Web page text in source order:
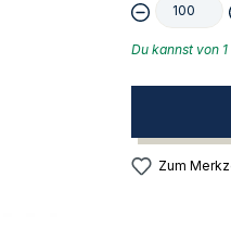
Du kannst von
Zum